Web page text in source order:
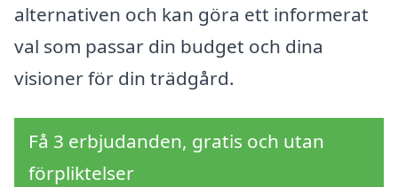
alternativen och kan göra ett informerat
val som passar din budget och dina
visioner för din trädgård.
Få 3 erbjudanden, gratis och utan
förpliktelser